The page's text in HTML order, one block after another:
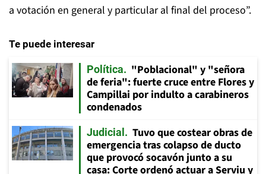
a votación en general y particular al final del proceso”.
Te puede interesar
Política
"Poblacional" y "señora
de feria": fuerte cruce entre Flores y
Campillai por indulto a carabineros
condenados
Judicial
Tuvo que costear obras de
emergencia tras colapso de ducto
que provocó socavón junto a su
casa: Corte ordenó actuar a Serviu y